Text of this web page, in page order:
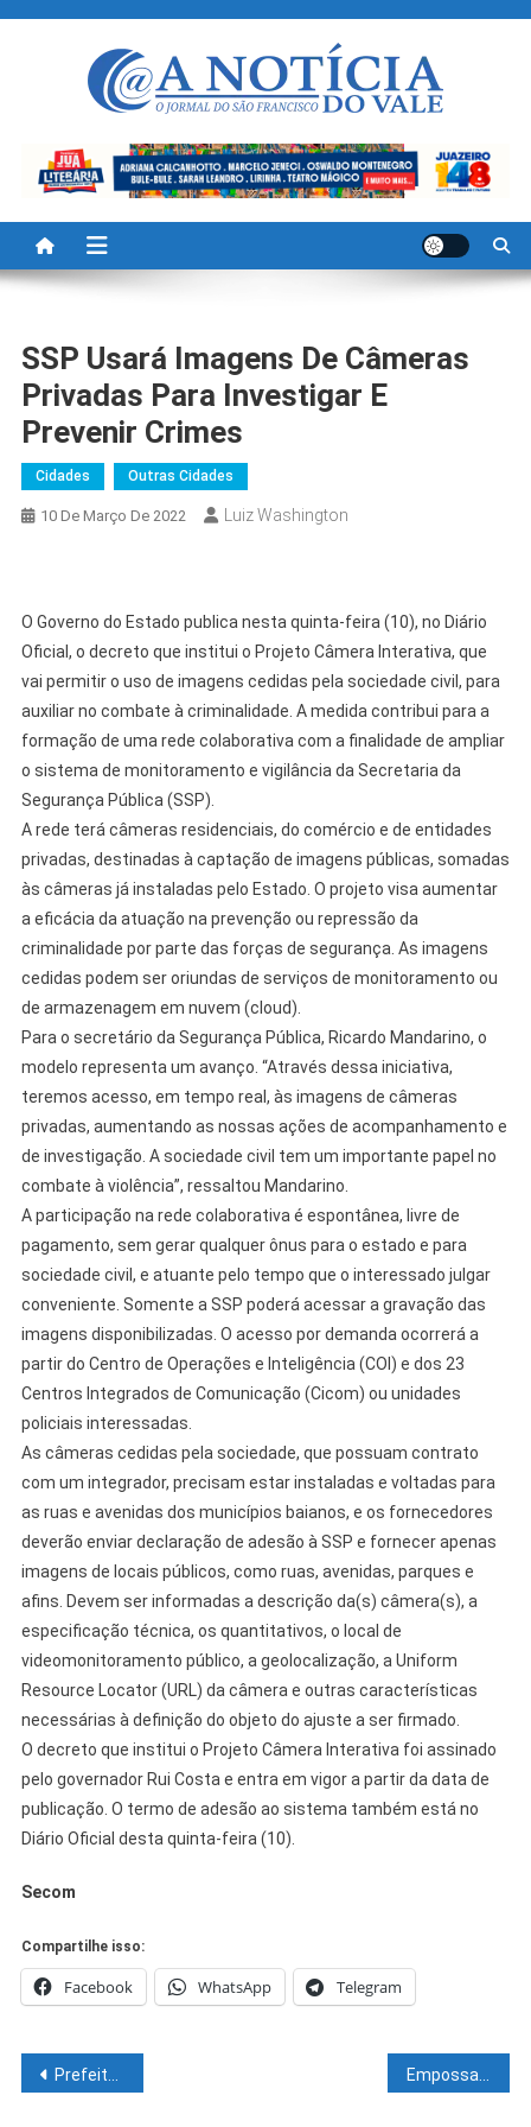
A Noticia Do Vale
SSP Usará Imagens De Câmeras
Privadas Para Investigar E
Prevenir Crimes
Cidades Outras Cidades
10 De Março De 2022 Luiz Washington
O Governo do Estado publica nesta quinta-feira (10), no Diário
Oficial, o decreto que institui o Projeto Câmera Interativa, que
vai permitir o uso de imagens cedidas pela sociedade civil, para
auxiliar no combate à criminalidade. A medida contribui para a
formação de uma rede colaborativa com a finalidade de ampliar
o sistema de monitoramento e vigilância da Secretaria da
Segurança Pública (SSP).
A rede terá câmeras residenciais, do comércio e de entidades
privadas, destinadas à captação de imagens públicas, somadas
às câmeras já instaladas pelo Estado. O projeto visa aumentar
a eficácia da atuação na prevenção ou repressão da
criminalidade por parte das forças de segurança. As imagens
cedidas podem ser oriundas de serviços de monitoramento ou
de armazenagem em nuvem (cloud).
Para o secretário da Segurança Pública, Ricardo Mandarino, o
modelo representa um avanço. “Através dessa iniciativa,
teremos acesso, em tempo real, às imagens de câmeras
privadas, aumentando as nossas ações de acompanhamento e
de investigação. A sociedade civil tem um importante papel no
combate à violência”, ressaltou Mandarino.
A participação na rede colaborativa é espontânea, livre de
pagamento, sem gerar qualquer ônus para o estado e para
sociedade civil, e atuante pelo tempo que o interessado julgar
conveniente. Somente a SSP poderá acessar a gravação das
imagens disponibilizadas. O acesso por demanda ocorrerá a
partir do Centro de Operações e Inteligência (COI) e dos 23
Centros Integrados de Comunicação (Cicom) ou unidades
policiais interessadas.
As câmeras cedidas pela sociedade, que possuam contrato
com um integrador, precisam estar instaladas e voltadas para
as ruas e avenidas dos municípios baianos, e os fornecedores
deverão enviar declaração de adesão à SSP e fornecer apenas
imagens de locais públicos, como ruas, avenidas, parques e
afins. Devem ser informadas a descrição da(s) câmera(s), a
especificação técnica, os quantitativos, o local de
videomonitoramento público, a geolocalização, a Uniform
Resource Locator (URL) da câmera e outras características
necessárias à definição do objeto do ajuste a ser firmado.
O decreto que institui o Projeto Câmera Interativa foi assinado
pelo governador Rui Costa e entra em vigor a partir da data de
publicação. O termo de adesão ao sistema também está no
Diário Oficial desta quinta-feira (10).
Secom
Compartilhe isso:
Facebook WhatsApp Telegram
Navegação
Prefeitura de Juazeiro estende autorização para circulação de veículos de mototaxistas e moto-entregadores de 2013 a 2015 Empossado Novo Conselho Municipal de Cultura de Sento-Sé